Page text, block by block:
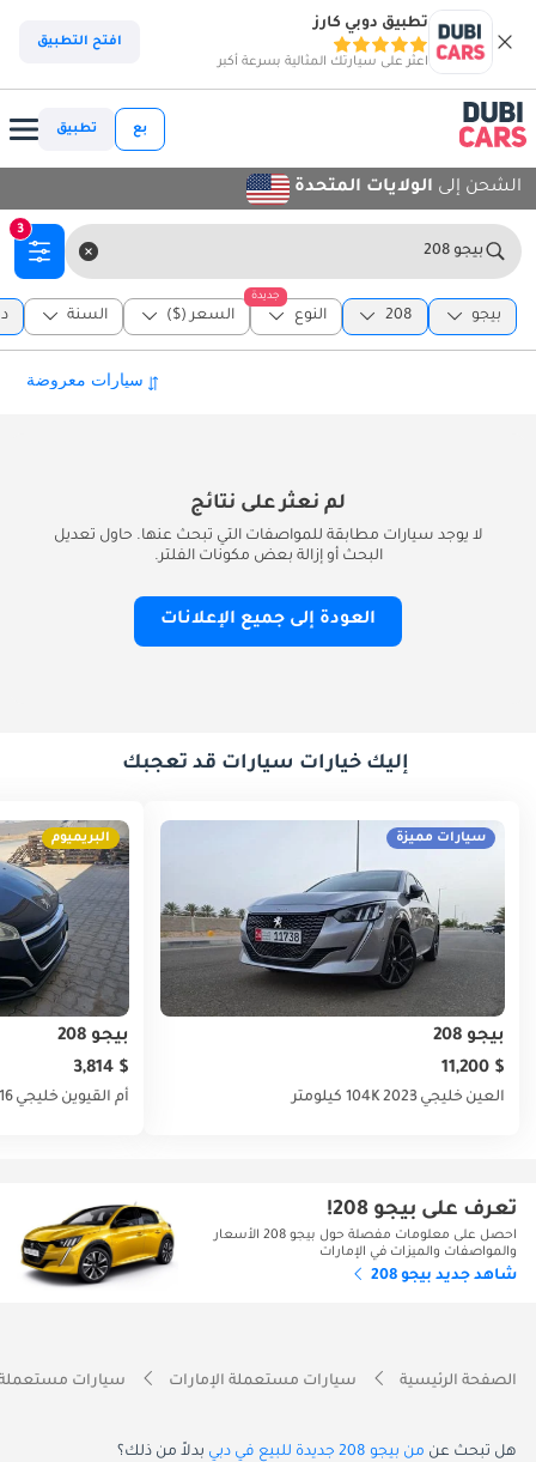
تطبيق دوبي كارز
اعثر على سيارتك المثالية بسرعة أكبر
افتح التطبيق
بع تطبيق
الشحن إلى الولايات المتحدة
بيجو 208
3
بيجو 208
جديدة
النوع السعر ($) السنة
لم نعثر على نتائج
لا يوجد سيارات مطابقة للمواصفات التي تبحث عنها. حاول تعديل
البحث أو إزالة بعض مكونات الفلتر.
العودة إلى جميع الإعلانات
إليك خيارات سيارات قد تعجبك
سيارات مميزة
بيجو 208
$ 11,200
العين خليجي 2023104K كيلومتر
البريميوم
بيجو 208
$ 3,814
أم القيوين خليجي
تعرف على بيجو 208!
احصل على معلومات مفصلة حول بيجو 208 الأسعار
والمواصفات والميزات في الإمارات
شاهد جديد بيجو 208
الصفحة الرئيسية سيارات مستعملة الإمارات سيارات
هل تبحث عن من بيجو 208 جديدة للبيع في دبي بدلاً من ذلك؟